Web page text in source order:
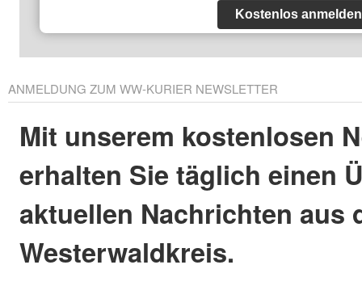
Kostenlos anmelden
ANMELDUNG ZUM WW-KURIER NEWSLETTER
Mit unserem kostenlosen
erhalten Sie täglich einen
aktuellen Nachrichten aus
Westerwaldkreis.